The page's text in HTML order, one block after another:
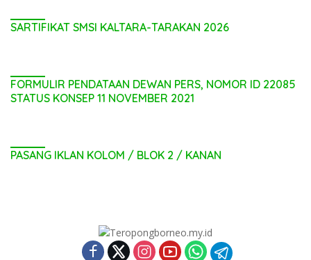
SARTIFIKAT SMSI KALTARA-TARAKAN 2026
FORMULIR PENDATAAN DEWAN PERS, NOMOR ID 22085
STATUS KONSEP 11 NOVEMBER 2021
PASANG IKLAN KOLOM / BLOK 2 / KANAN